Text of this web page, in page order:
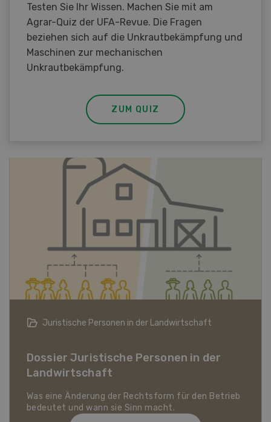
Testen Sie Ihr Wissen. Machen Sie mit am
Agrar-Quiz der UFA-Revue. Die Fragen
beziehen sich auf die Unkrautbekämpfung und
Maschinen zur mechanischen
Unkrautbekämpfung.
ZUM QUIZ
Bio-Artikel
Dossier Bio-Artikel